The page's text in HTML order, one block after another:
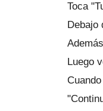
Toca
Luego